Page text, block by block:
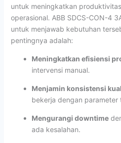
untuk meningkatkan
operasional. ABB SDCS-CON-4
untuk menjawab kebutuhan
pentingnya adalah:
Meningkatkan efisiensi
intervensi manual.
Menjamin konsistensi
bekerja dengan parameter
Mengurangi downtime
ada kesalahan.